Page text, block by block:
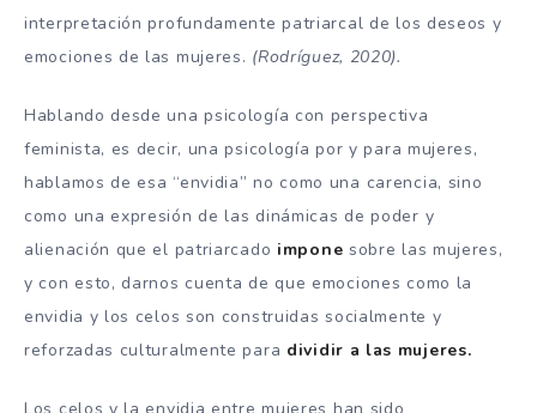
interpretación profundamente patriarcal de los deseos y
emociones de las mujeres. (Rodríguez, 2020).
Hablando desde una psicología con perspectiva
feminista, es decir, una psicología por y para mujeres,
hablamos de esa “envidia” no como una carencia, sino
como una expresión de las dinámicas de poder y
alienación que el patriarcado impone sobre las mujeres,
y con esto, darnos cuenta de que emociones como la
envidia y los celos son construidas socialmente y
reforzadas culturalmente para dividir a las mujeres.